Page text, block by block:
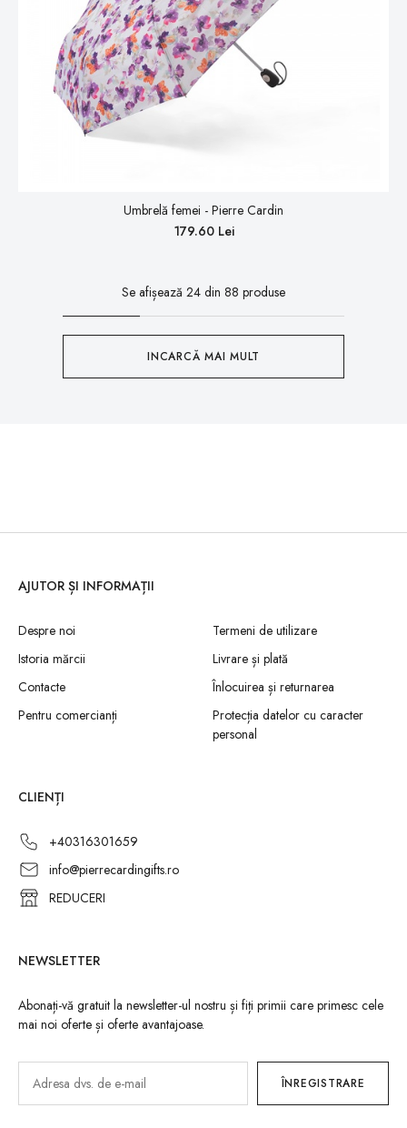
Umbrelă femei - Pierre Cardin
179.60 Lei
Se afișează 24 din 88 produse
INCARCĂ MAI MULT
AJUTOR ȘI INFORMAȚII
Despre noi
Istoria mărcii
Contacte
Pentru comercianți
Termeni de utilizare
Livrare și plată
Înlocuirea și returnarea
Protecția datelor cu caracter
personal
CLIENȚI
+40316301659
info@pierrecardingifts.ro
REDUCERI
NEWSLETTER
Abonați-vă gratuit la newsletter-ul nostru și fiți primii care primesc cele
mai noi oferte și oferte avantajoase.
ÎNREGISTRARE